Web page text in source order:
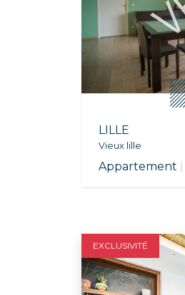
LILLE
Vieux lille
Appartement
EXCLUSIVITÉ